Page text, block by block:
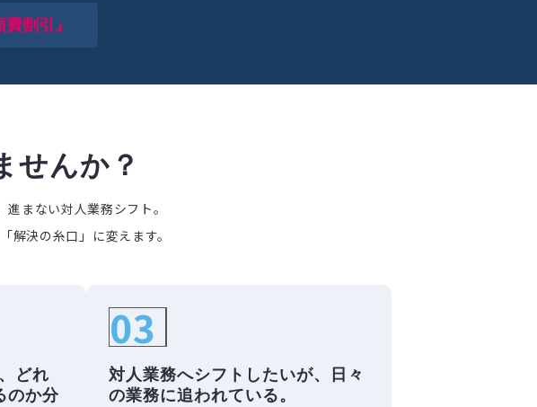
割引』
せんか？
まない対人業務シフト。
解決の糸口」に変えます。
どれ
のか分
03
対人業務へシフトしたいが、日々
の業務に追われている。